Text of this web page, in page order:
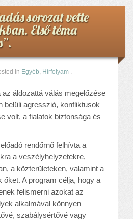
sorozat vette
Első téma
in Egyéb Hírfolyam
áldozattá válás megelőzése
belüli agresszió, konfliktusok
volt, a fialatok biztonsága és
rendőrnő felhívta a
a veszélyhelyzetekre,
a közterületeken, valamint a
őket. A program célja, hogy a
felismerni azokat az
alkalmával könnyen
szabálysértővé vagy